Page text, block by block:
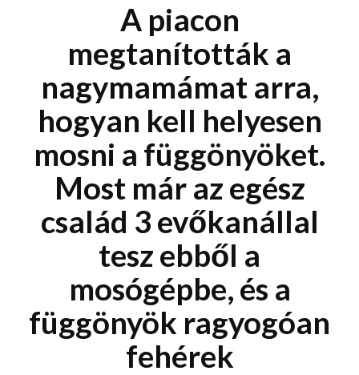
A piacon
megtanították a
nagymamámat arra,
hogyan kell helyesen
mosni a függönyöket.
Most már az egész
család 3 evőkanállal
tesz ebből a
mosógépbe, és a
függönyök ragyogóan
fehérek